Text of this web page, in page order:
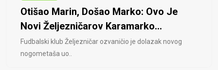
Otišao Marin, Došao Marko: Ovo Je
Novi Željezničarov Karamarko...
Fudbalski klub Željezničar ozvaničio je dolazak novog
nogometaša uo..